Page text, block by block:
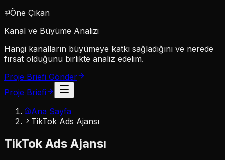
Öne Çıkan
Kanal ve Büyüme Analizi
Hangi kanalların büyümeye katkı sağladığını ve nerede
fırsat olduğunu birlikte analiz edelim.
Proje Briefi Gönder
Proje Briefi
Ana Sayfa
TikTok Ads Ajansı
TikTok Ads Ajansı